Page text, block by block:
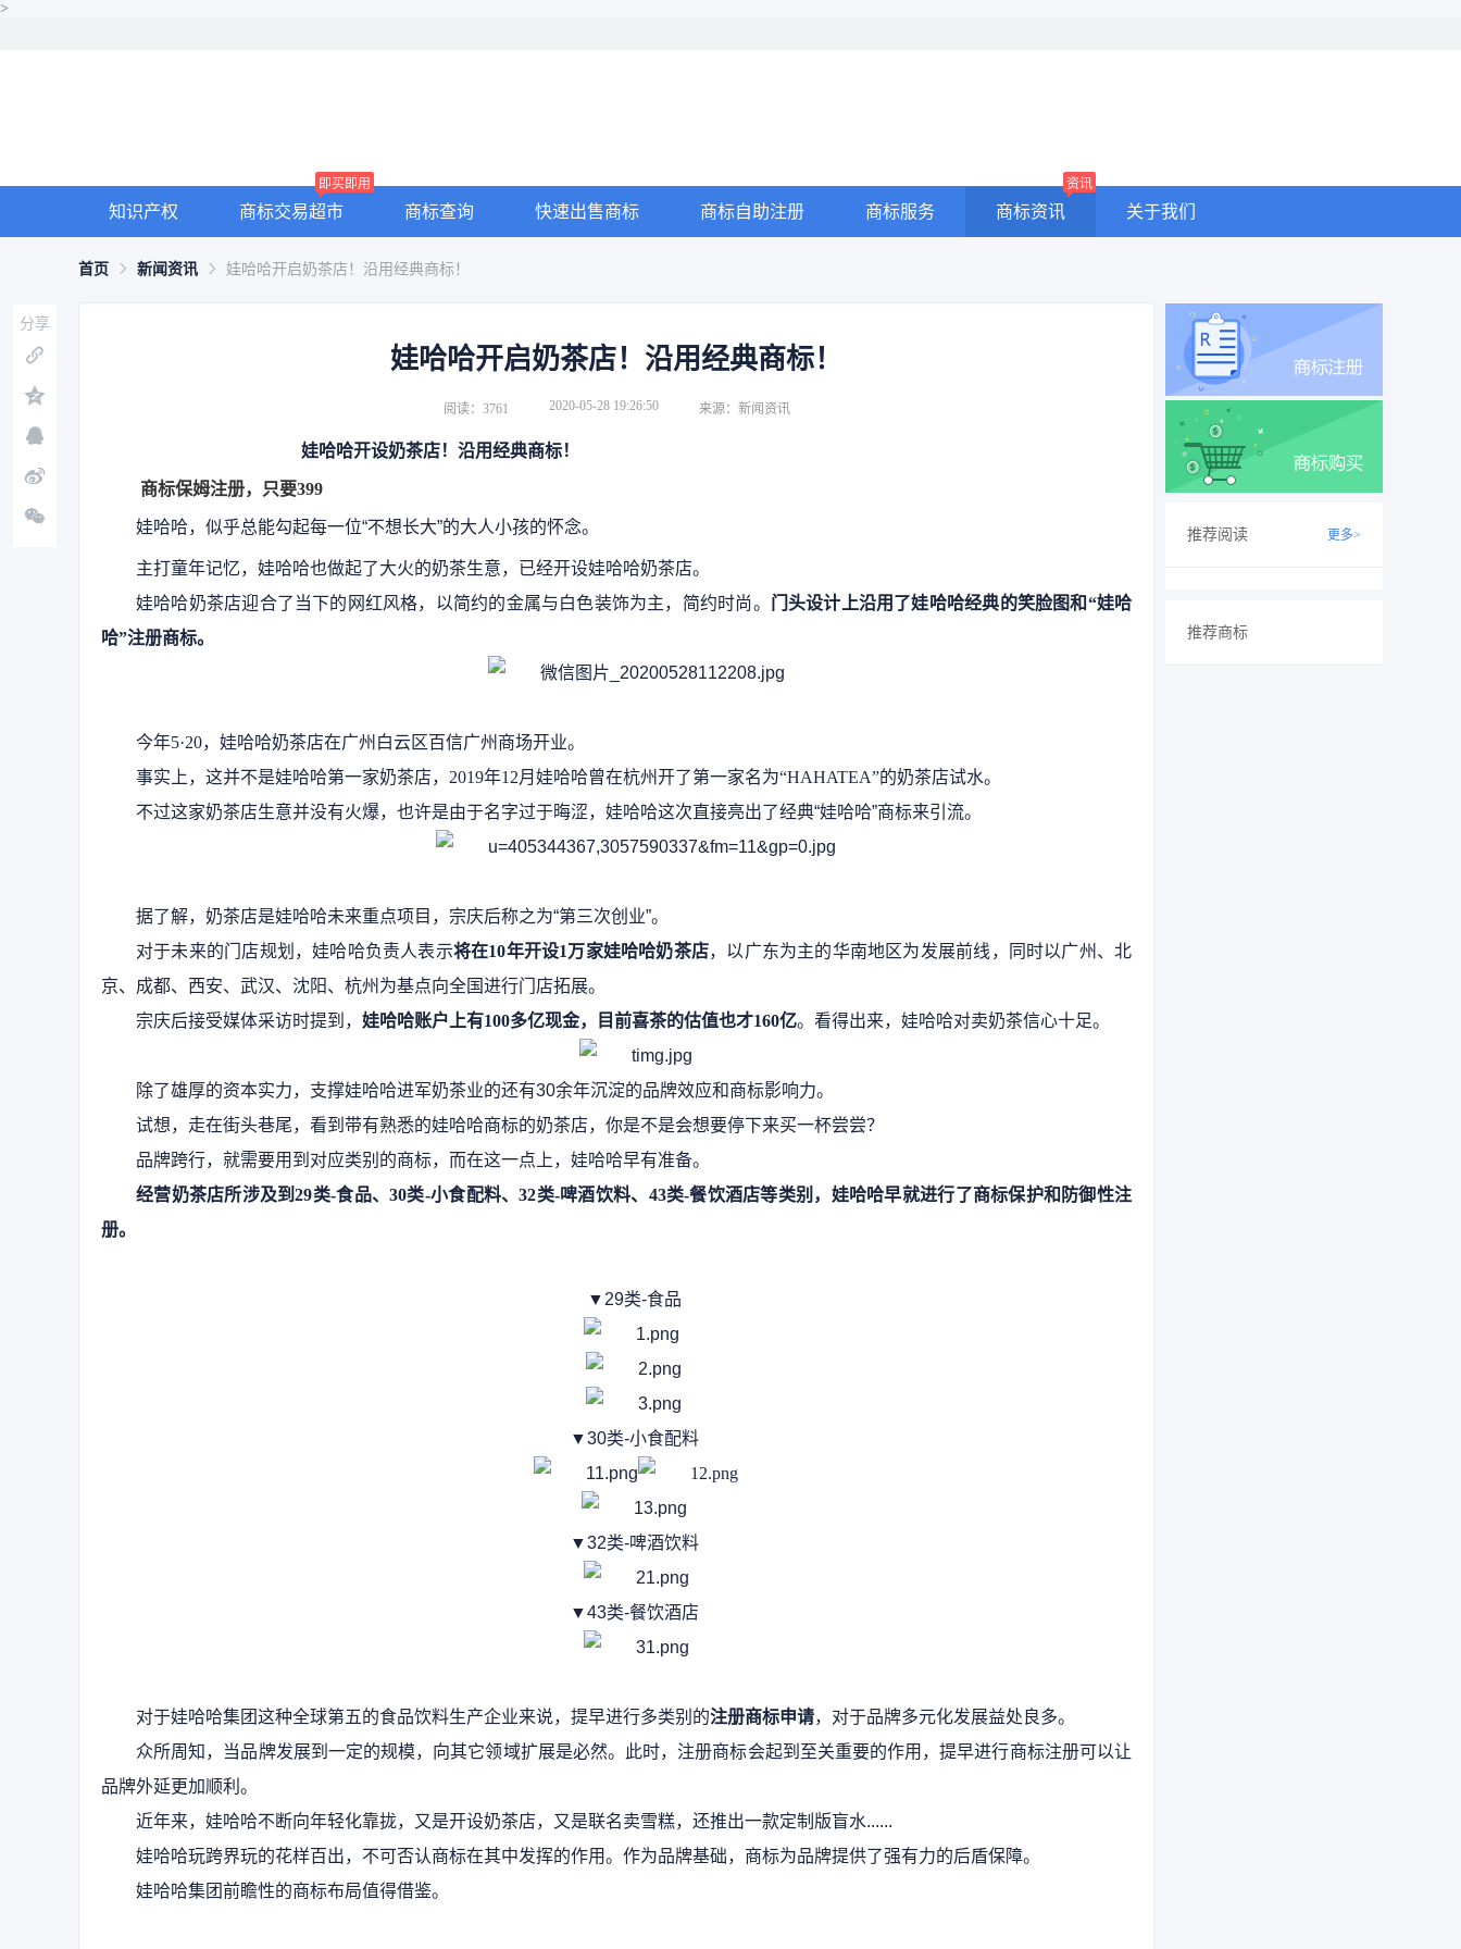
>
知识产权 商标交易超市
即买即用
商标查询 快速出售商标 商标自助注册 商标服务 商标资讯
资讯
关于我们
首页 新闻资讯 娃哈哈开启奶茶店！沿用经典商标！
娃哈哈开启奶茶店！沿用经典商标！
阅读：3761 2020-05-28 19:26:50 来源：新闻资讯
娃哈哈开设奶茶店！沿用经典商标！
商标保姆注册，只要399
娃哈哈，似乎总能勾起每一位“不想长大”的大人小孩的怀念。
主打童年记忆，娃哈哈也做起了大火的奶茶生意，已经开设娃哈哈奶茶店。
娃哈哈奶茶店迎合了当下的网红风格，以简约的金属与白色装饰为主，简约时尚。 门头设计上沿用了娃哈哈经典的笑脸图和“娃哈
哈”注册商标。
今年5·20，娃哈哈奶茶店在广州白云区百信广州商场开业。
事实上，这并不是娃哈哈第一家奶茶店，2019年12月娃哈哈曾在杭州开了第一家名为“HAHATEA”的奶茶店试水。
不过这家奶茶店生意并没有火爆，也许是由于名字过于晦涩，娃哈哈这次直接亮出了经典“娃哈哈”商标来引流。
据了解，奶茶店是娃哈哈未来重点项目，宗庆后称之为“第三次创业”。
对于未来的门店规划，娃哈哈负责人表示将在10年开设1万家娃哈哈奶茶店，以广东为主的华南地区为发展前线，同时以广州、北
京、成都、西安、武汉、沈阳、杭州为基点向全国进行门店拓展。
宗庆后接受媒体采访时提到， 娃哈哈账户上有100多亿现金，目前喜茶的估值也才160亿。看得出来，娃哈哈对卖奶茶信心十足。
除了雄厚的资本实力，支撑娃哈哈进军奶茶业的还有30余年沉淀的品牌效应和商标影响力。
试想，走在街头巷尾，看到带有熟悉的娃哈哈商标的奶茶店，你是不是会想要停下来买一杯尝尝？
品牌跨行，就需要用到对应类别的商标，而在这一点上，娃哈哈早有准备。
经营奶茶店所涉及到29类-食品、30类-小食配料、32类-啤酒饮料、43类-餐饮酒店等类别，娃哈哈早就进行了商标保护和防御性注
册。
▼29类-食品
▼30类-小食配料
▼32类-啤酒饮料
▼43类-餐饮酒店
对于娃哈哈集团这种全球第五的食品饮料生产企业来说，提早进行多类别的注册商标申请，对于品牌多元化发展益处良多。
众所周知，当品牌发展到一定的规模，向其它领域扩展是必然。此时，注册商标会起到至关重要的作用，提早进行商标注册可以让
品牌外延更加顺利。
近年来，娃哈哈不断向年轻化靠拢，又是开设奶茶店，又是联名卖雪糕，还推出一款定制版盲水......
娃哈哈玩跨界玩的花样百出，不可否认商标在其中发挥的作用。作为品牌基础，商标为品牌提供了强有力的后盾保障。
娃哈哈集团前瞻性的商标布局值得借鉴。
推荐阅读 更多>
推荐商标
分享